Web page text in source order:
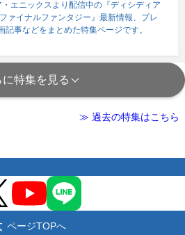
・エニックスより配信中の『ディシディア
ァイナルファンタジー』最新情報、プレ
記事などをまとめた特集ページです。
に特集を見る
≫ 過去の特集はこちら
ページTOPへ